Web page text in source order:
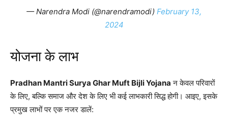
— Narendra Modi (@narendramodi) February 13,
2024
योजना के लाभ
Pradhan Mantri Surya Ghar Muft Bijli Yojana न केवल परिवारों
के लिए, बल्कि समाज और देश के लिए भी कई लाभकारी सिद्ध होगी। आइए, इसके
प्रमुख लाभों पर एक नजर डालें: